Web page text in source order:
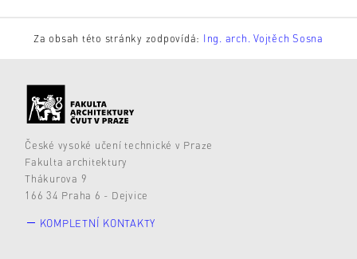
Za obsah této stránky zodpovídá: Ing. arch. Vojtěch Sosna
České vysoké učení technické v Praze
Fakulta architektury
Thákurova 9
166 34 Praha 6 - Dejvice
KOMPLETNÍ KONTAKTY